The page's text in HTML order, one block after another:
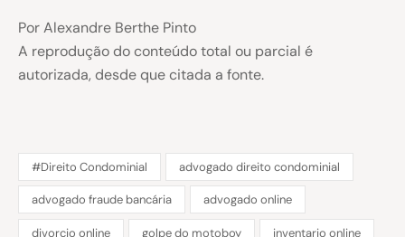
Por Alexandre Berthe Pinto
A reprodução do conteúdo total ou parcial é
autorizada, desde que citada a fonte.
#Direito Condominial advogado direito condominial
advogado fraude bancária advogado online
divorcio online golpe do motoboy inventario online